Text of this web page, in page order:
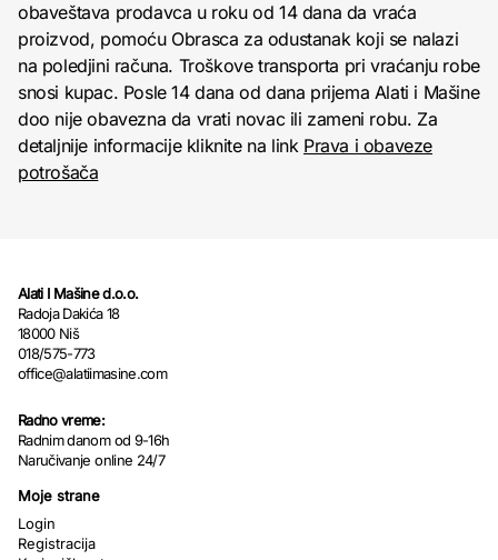
obaveštava prodavca u roku od 14 dana da vraća
proizvod, pomoću Obrasca za odustanak koji se nalazi
na poledjini računa. Troškove transporta pri vraćanju robe
snosi kupac. Posle 14 dana od dana prijema Alati i Mašine
doo nije obavezna da vrati novac ili zameni robu. Za
detaljnije informacije kliknite na link Prava i obaveze
potrošača
Alati I Mašine d.o.o.
Radoja Dakića 18
18000 Niš
018/575-773
office@alatiimasine.com
Radno vreme:
Radnim danom od 9-16h
Naručivanje online 24/7
Moje strane
Login
Registracija